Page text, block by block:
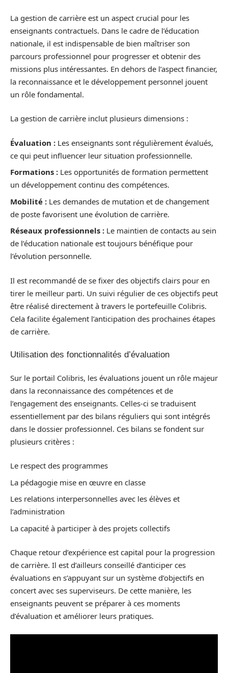
La gestion de carrière est un aspect crucial pour les
enseignants contractuels. Dans le cadre de l’éducation
nationale, il est indispensable de bien maîtriser son
parcours professionnel pour progresser et obtenir des
missions plus intéressantes. En dehors de l’aspect financier,
la reconnaissance et le développement personnel jouent
un rôle fondamental.
La gestion de carrière inclut plusieurs dimensions :
Évaluation : Les enseignants sont régulièrement évalués,
ce qui peut influencer leur situation professionnelle.
Formations : Les opportunités de formation permettent
un développement continu des compétences.
Mobilité : Les demandes de mutation et de changement
de poste favorisent une évolution de carrière.
Réseaux professionnels : Le maintien de contacts au sein
de l’éducation nationale est toujours bénéfique pour
l’évolution personnelle.
Il est recommandé de se fixer des objectifs clairs pour en
tirer le meilleur parti. Un suivi régulier de ces objectifs peut
être réalisé directement à travers le portefeuille Colibris.
Cela facilite également l’anticipation des prochaines étapes
de carrière.
Utilisation des fonctionnalités d’évaluation
Sur le portail Colibris, les évaluations jouent un rôle majeur
dans la reconnaissance des compétences et de
l’engagement des enseignants. Celles-ci se traduisent
essentiellement par des bilans réguliers qui sont intégrés
dans le dossier professionnel. Ces bilans se fondent sur
plusieurs critères :
Le respect des programmes
La pédagogie mise en œuvre en classe
Les relations interpersonnelles avec les élèves et
l’administration
La capacité à participer à des projets collectifs
Chaque retour d’expérience est capital pour la progression
de carrière. Il est d’ailleurs conseillé d’anticiper ces
évaluations en s’appuyant sur un système d’objectifs en
concert avec ses superviseurs. De cette manière, les
enseignants peuvent se préparer à ces moments
d’évaluation et améliorer leurs pratiques.